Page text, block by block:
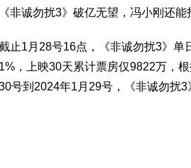
《非诚勿扰3》破亿无望，冯小刚还
止1月28号16点，《非诚勿扰3》单
1%，上映30天累计票房仅9822万，
号到2024年1月29号，《非诚勿扰3